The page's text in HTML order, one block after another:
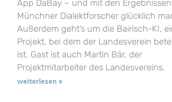
App DaBay – und mit den Ergebnissen
Münchner Dialektforscher glücklich
Außerdem geht’s um die Bairisch-KI,
Projekt, bei dem der Landesverein
ist. Gast ist auch Martin Bär, der
Projektmitarbeiter des Landesvereins.
weiterlesen »